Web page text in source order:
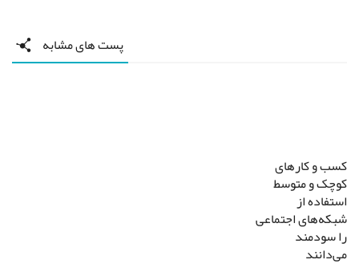
پست های مشابه
کسب و کارهای
کوچک و متوسط
استفاده از
شبکه‌های اجتماعی
را سودمند
می‌دانند